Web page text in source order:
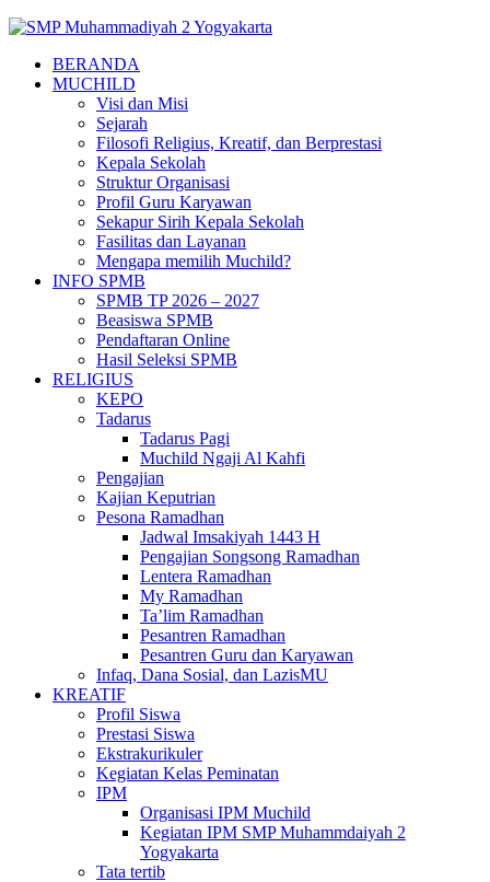
BERANDA
MUCHILD
Visi dan Misi
Sejarah
Filosofi Religius, Kreatif, dan Berprestasi
Kepala Sekolah
Struktur Organisasi
Profil Guru Karyawan
Sekapur Sirih Kepala Sekolah
Fasilitas dan Layanan
Mengapa memilih Muchild?
INFO SPMB
SPMB TP 2026 – 2027
Beasiswa SPMB
Pendaftaran Online
Hasil Seleksi SPMB
RELIGIUS
KEPO
Tadarus
Tadarus Pagi
Muchild Ngaji Al Kahfi
Pengajian
Kajian Keputrian
Pesona Ramadhan
Jadwal Imsakiyah 1443 H
Pengajian Songsong Ramadhan
Lentera Ramadhan
My Ramadhan
Ta’lim Ramadhan
Pesantren Ramadhan
Pesantren Guru dan Karyawan
Infaq, Dana Sosial, dan LazisMU
KREATIF
Profil Siswa
Prestasi Siswa
Ekstrakurikuler
Kegiatan Kelas Peminatan
IPM
Organisasi IPM Muchild
Kegiatan IPM SMP Muhammdaiyah 2
Yogyakarta
Tata tertib